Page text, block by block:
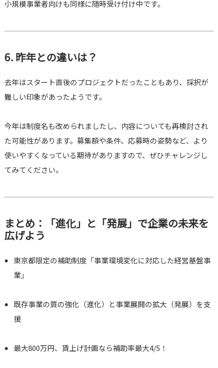
小規模事業者向けも同様に随時受け付け中です。
6. 昨年との違いは？
去年はスタート直後のプロジェクトだったこともあり、採択が
難しい印象があったようです。
今年は制度名も改められましたし、内容についても再検討され
た可能性があります。募集額や条件、応募時の姿勢など、より
使いやすくなっている期待がありますので、ぜひチャレンジし
てみてください。
まとめ：「進化」と「発展」で企業の未来を
広げよう
東京都限定の補助制度「事業環境変化に対応した経営基盤事
業」
既存事業の質の強化（進化）と事業展開の拡大（発展）を支
援
最大800万円、賃上げ計画なら補助率最大4/5！